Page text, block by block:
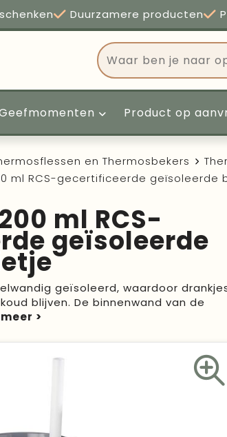
Duurzamere producten
Product op
en Thermosbekers
ml RCS-gecertificeerde geïsoleerde
ml RCS-
geïsoleerde
geïsoleerd, waardoor
blijven. De binnenwand van de